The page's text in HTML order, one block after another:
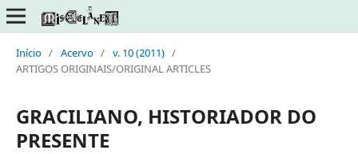
Início / Acervo / v. 10 (2011) /
ARTIGOS ORIGINAIS/ORIGINAL ARTICLES
GRACILIANO, HISTORIADOR DO
PRESENTE